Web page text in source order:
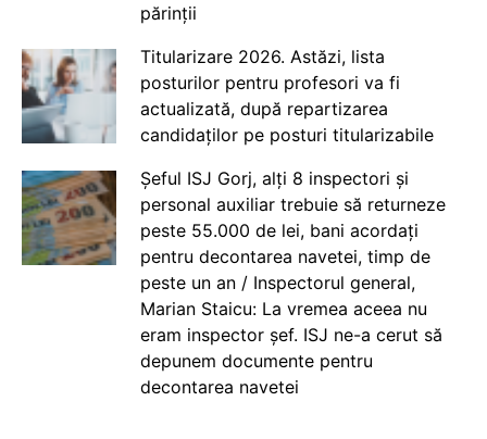
părinții
Titularizare 2026. Astăzi, lista
posturilor pentru profesori va fi
actualizată, după repartizarea
candidaților pe posturi titularizabile
Șeful ISJ Gorj, alți 8 inspectori și
personal auxiliar trebuie să returneze
peste 55.000 de lei, bani acordați
pentru decontarea navetei, timp de
peste un an / Inspectorul general,
Marian Staicu: La vremea aceea nu
eram inspector șef. ISJ ne-a cerut să
depunem documente pentru
decontarea navetei